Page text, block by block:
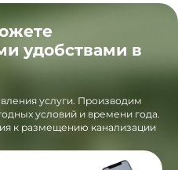
удобствами в
услуги. Производим
условий и времени года.
к размещению канализации